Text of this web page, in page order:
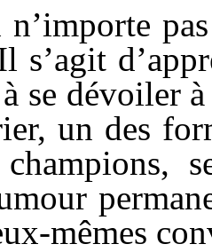
s’agit
se dévoiler
un des
champions,
mêmes